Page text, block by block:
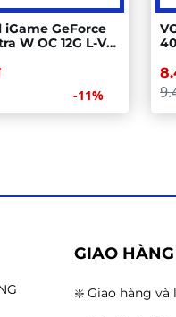
iGame GeForce
W OC 12G L-V –
-11%
GIAO
❇️ Giao hàng